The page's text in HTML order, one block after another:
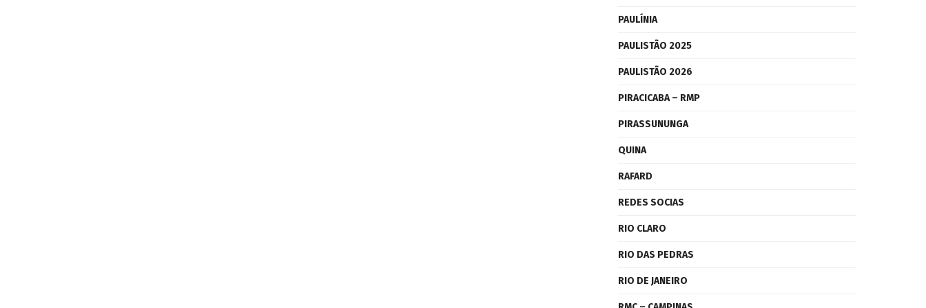
PAULÍNIA
PAULISTÃO 2025
PAULISTÃO 2026
PIRACICABA – RMP
PIRASSUNUNGA
QUINA
RAFARD
REDES SOCIAS
RIO CLARO
RIO DAS PEDRAS
RIO DE JANEIRO